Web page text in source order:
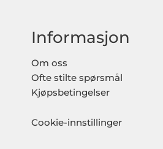
Informasjon
Om oss
Ofte stilte spørsmål
Kjøpsbetingelser
Cookie-innstillinger